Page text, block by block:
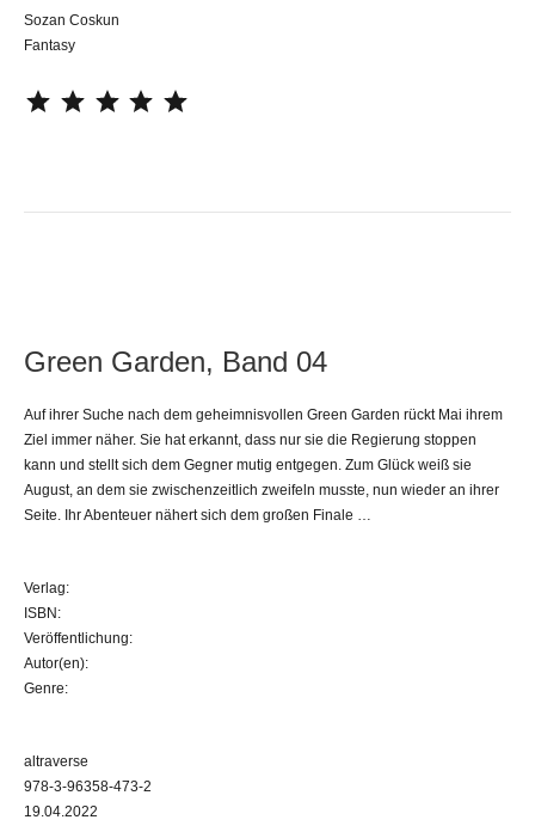
Sozan Coskun
Fantasy
Green Garden, Band 04
Auf ihrer Suche nach dem geheimnisvollen Green Garden rückt Mai ihrem
Ziel immer näher. Sie hat erkannt, dass nur sie die Regierung stoppen
kann und stellt sich dem Gegner mutig entgegen. Zum Glück weiß sie
August, an dem sie zwischenzeitlich zweifeln musste, nun wieder an ihrer
Seite. Ihr Abenteuer nähert sich dem großen Finale …
Verlag:
ISBN:
Veröffentlichung:
Autor(en):
Genre:
altraverse
978-3-96358-473-2
19.04.2022